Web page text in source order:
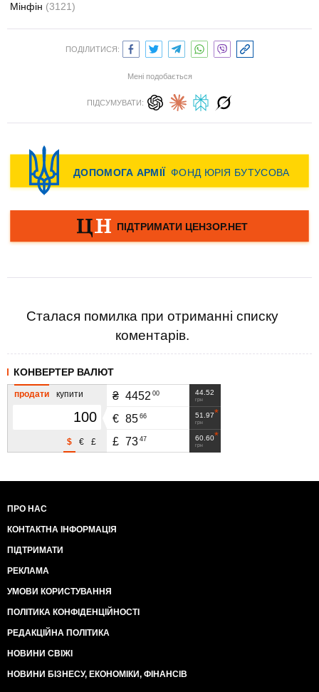
Мінфін (3121)
ПОДІЛИТИСЯ:
Мені подобається
ПІДСУМУВАТИ:
Сталася помилка при отриманні списку
коментарів.
КОНВЕРТЕР ВАЛЮТ
продати купити
£
€
$
44.52
грн
₴ 4452 00
51.97
грн
€ 85 66
60.60
грн
£ 73 47
ПРО НАС
КОНТАКТНА ІНФОРМАЦІЯ
ПІДТРИМАТИ
РЕКЛАМА
УМОВИ КОРИСТУВАННЯ
ПОЛІТИКА КОНФІДЕНЦІЙНОСТІ
РЕДАКЦІЙНА ПОЛІТИКА
НОВИНИ СВІЖІ
НОВИНИ БІЗНЕСУ, ЕКОНОМІКИ, ФІНАНСІВ